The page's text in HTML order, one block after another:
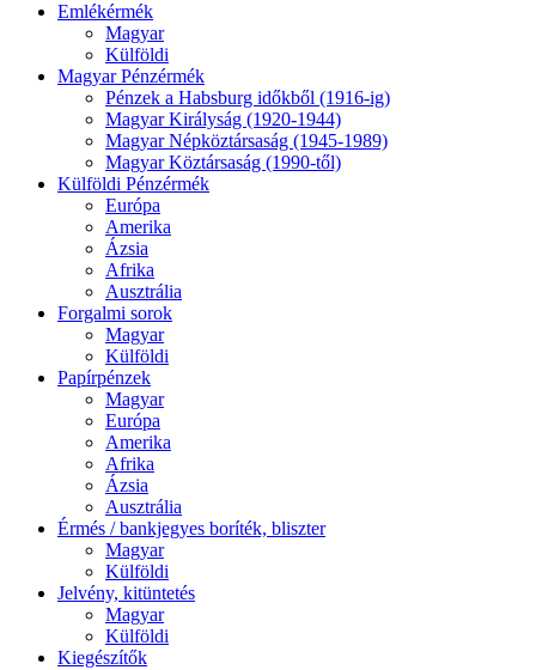
Emlékérmék
Magyar
Külföldi
Magyar Pénzérmék
Pénzek a Habsburg időkből (1916-ig)
Magyar Királyság (1920-1944)
Magyar Népköztársaság (1945-1989)
Magyar Köztársaság (1990-től)
Külföldi Pénzérmék
Európa
Amerika
Ázsia
Afrika
Ausztrália
Forgalmi sorok
Magyar
Külföldi
Papírpénzek
Magyar
Európa
Amerika
Afrika
Ázsia
Ausztrália
Érmés / bankjegyes boríték, bliszter
Magyar
Külföldi
Jelvény, kitüntetés
Magyar
Külföldi
Kiegészítők